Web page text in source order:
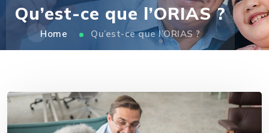
Qu’est-ce que l’ORIAS ?
Home Qu’est-ce que l’ORIAS ?